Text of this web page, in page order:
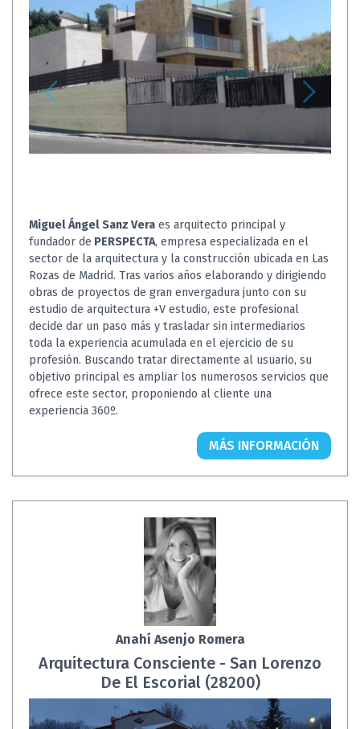
Miguel Ángel Sanz Vera es arquitecto principal y
fundador de PERSPECTA, empresa especializada en el
sector de la arquitectura y la construcción ubicada en Las
Rozas de Madrid. Tras varios años elaborando y dirigiendo
obras de proyectos de gran envergadura junto con su
estudio de arquitectura +V estudio, este profesional
decide dar un paso más y trasladar sin intermediarios
toda la experiencia acumulada en el ejercicio de su
profesión. Buscando tratar directamente al usuario, su
objetivo principal es ampliar los numerosos servicios que
ofrece este sector, proponiendo al cliente una
experiencia 360º.
MÁS INFORMACIÓN
Anahí Asenjo Romera
Arquitectura Consciente - San Lorenzo
De El Escorial (28200)